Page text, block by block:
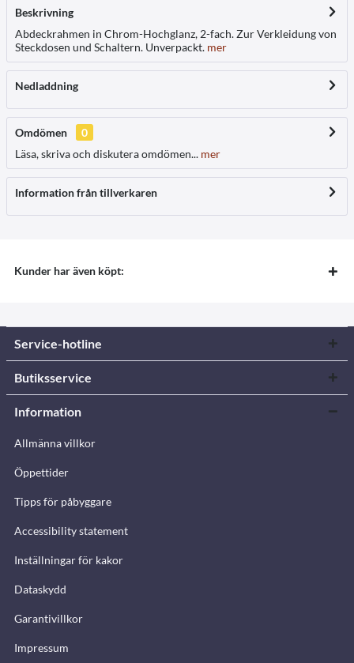
Beskrivning
Abdeckrahmen in Chrom-Hochglanz, 2-fach. Zur Verkleidung von
Steckdosen und Schaltern. Unverpackt. mer
Nedladdning
Omdömen
0
Läsa, skriva och diskutera omdömen... mer
Information från tillverkaren
Kunder har även köpt:
Service-hotline
Butiksservice
Information
Allmänna villkor
Öppettider
Tipps för påbyggare
Accessibility statement
Inställningar för kakor
Dataskydd
Garantivillkor
Impressum